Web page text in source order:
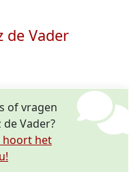
de Vader
of vragen
Vader?
hoort het